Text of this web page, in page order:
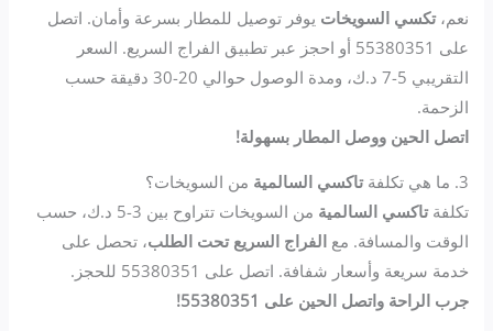
نعم،تكسي السويخات يوفر توصيل للمطار بسرعة وأمان. اتصل
على 55380351 أو احجز عبر تطبيق الفراج السريع. السعر
التقريبي 5-7 د.ك، ومدة الوصول حوالي 20-30 دقيقة حسب
الزحمة.
اتصل الحين ووصل المطار بسهولة!
3. ما هي تكلفة تاكسي السالمية من السويخات؟
تكلفةتاكسي السالمية
من السويخات تتراوح بين 3-5 د.ك، حسب
الوقت والمسافة. معالفراج السريع تحت الطلب، تحصل على
خدمة سريعة وأسعار شفافة. اتصل على 55380351 للحجز.
جرب الراحة واتصل الحين على 55380351!